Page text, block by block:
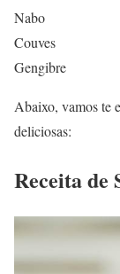
Nabo
Couves
Gengibre
Abaixo, vamos te
deliciosas:
Receita de